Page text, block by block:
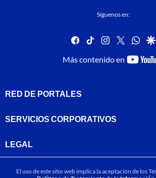
Síguenos en:
facebook
tiktok instagram
twitter
Más contenido en
RED DE PORTALES
SERVICIOS CORPORATIVOS
LEGAL
El uso de este sitio web implica la aceptación de los